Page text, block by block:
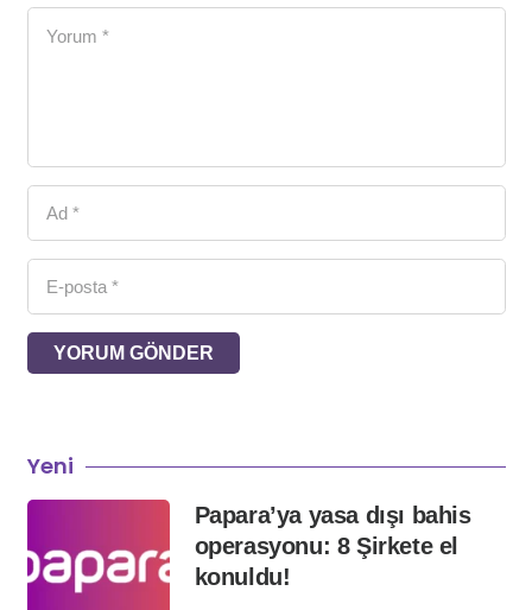
YORUM GÖNDER
Yeni
Papara’ya yasa dışı bahis
operasyonu: 8 Şirkete el
konuldu!